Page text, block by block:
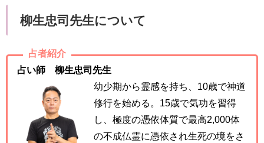
柳生忠司先生について
占者紹介
占い師 柳生忠司先生
幼少期から霊感を持ち、10歳で神道
修行を始める。15歳で気功を習得
し、極度の憑依体質で最高2,000体
の不成仏霊に憑依され生死の境をさ